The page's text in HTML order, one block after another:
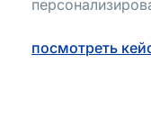
посмотреть